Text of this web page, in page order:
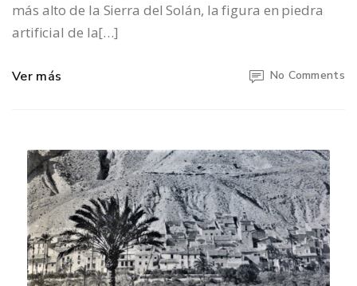
más alto de la Sierra del Solán, la figura en piedra
artificial de la[…]
Ver más No Comments